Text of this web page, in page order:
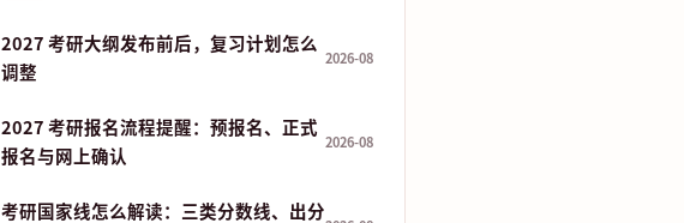
2027 考研大纲发布前后，复习计划怎么
调整
2026-08
2027 考研报名流程提醒：预报名、正式
报名与网上确认
2026-08
考研国家线怎么解读：三类分数线、出分